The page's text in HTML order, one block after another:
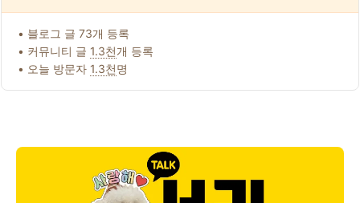
• 블로그 글 73개 등록
• 커뮤니티 글 1.3천개 등록
• 오늘 방문자 1.3천명